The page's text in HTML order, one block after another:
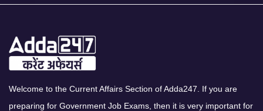
Welcome to the Current Affairs Section of Adda247. If you are
preparing for Government Job Exams, then it is very important for